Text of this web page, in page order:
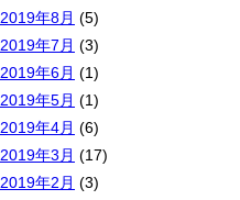
2019年8月 (5)
2019年7月 (3)
2019年6月 (1)
2019年5月 (1)
2019年4月 (6)
2019年3月 (17)
2019年2月 (3)